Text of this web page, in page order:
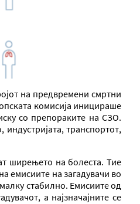
на предвремени смртни
комисија иницираше
со препораките на СЗО.
транспортот,
ширењето на болеста. Тие
емисиите на загадувачи во
стабилно. Емисиите од
а најзначајните се